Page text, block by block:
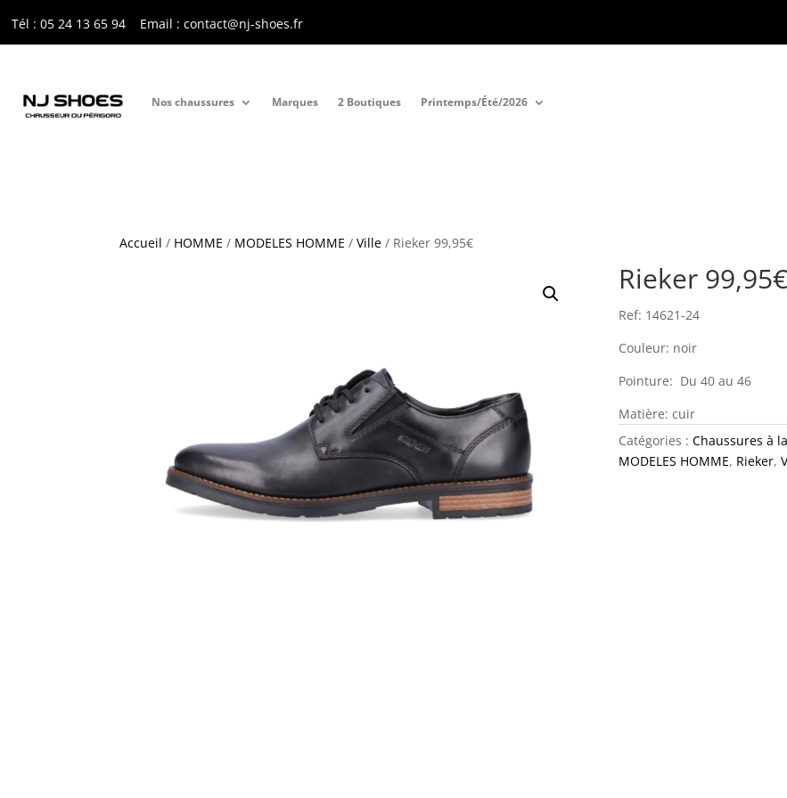
Tél : 05 24 13 65 94 Email : contact@nj-shoes.fr
Nos chaussures Marques 2 Boutiques Printemps/Été/2026
Accueil / HOMME / MODELES HOMME /Ville / Rieker 99,95€
Rieker 99,95€
Ref: 14621-24
Couleur: noir
Pointure: Du 40 au 46
Matière: cuir
Catégories : Chaussures à
MODELES HOMME, Rieker,